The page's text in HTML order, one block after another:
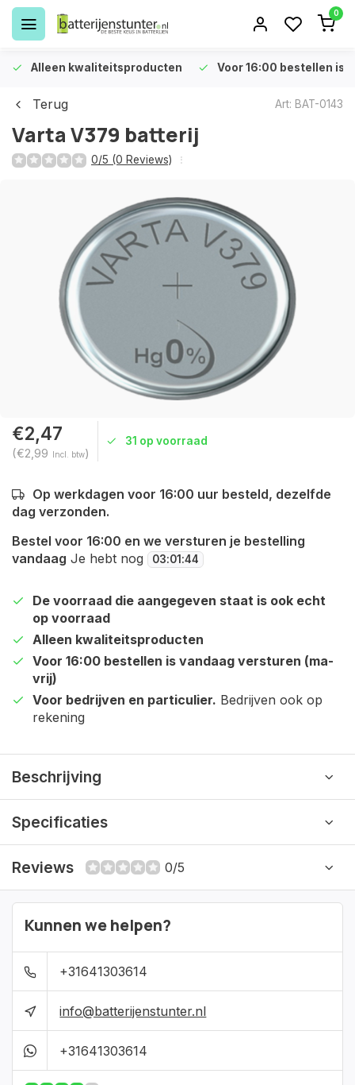
0
Alleen kwaliteitsproducten Voor 16:00 bestellen is
Terug Art: BAT-0143
Varta V379 batterij
0/5 (0 Reviews)
€2,47
(€2,99 Incl. btw)
31 op voorraad
Op werkdagen voor 16:00 uur besteld, dezelfde
dag verzonden.
Bestel voor 16:00 en we versturen je bestelling
vandaag Je hebt nog 03:01 :44
De voorraad die aangegeven staat is ook echt
op voorraad
Alleen kwaliteitsproducten
Voor 16:00 bestellen is vandaag versturen (ma-
vrij)
Voor bedrijven en particulier. Bedrijven ook op
rekening
Beschrijving
Specificaties
Reviews 0/5
Kunnen we helpen?
+31641303614
info@batterijenstunter.nl
+31641303614